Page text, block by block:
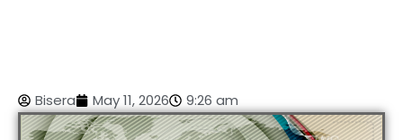
Bisera May 11, 2026 9:26 am